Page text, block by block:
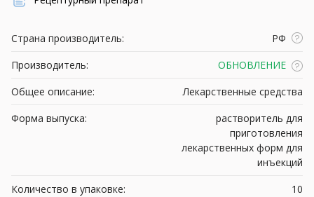
Страна производитель:
РФ
Производитель:
ОБНОВЛЕНИЕ
Общее описание:
Лекарственные средства
Форма выпуска:
растворитель для
приготовления
лекарственных форм для
инъекций
Количество в упаковке:
10